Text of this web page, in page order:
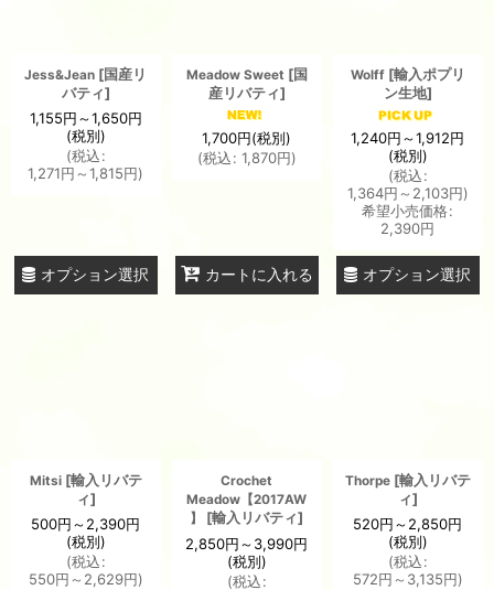
Jess&Jean [国産リ
バティ]
1,155円～1,650円
(税別)
(税込:
1,271円 ～1,815円)
オプション選択
Meadow Sweet [国
産リバティ]
1,700円(税別)
(税込: 1,870円)
カートに入れる
Wolff [輸入ポプリ
ン生地]
1,240円～1,912円
(税別)
(税込:
1,364円 ～2,103円)
希望小売価格:
2,390円
オプション選択
Mitsi [輸入リバテ
ィ]
500円～2,390円
(税別)
(税込:
550円 ～2,629円)
Crochet
Meadow【2017AW
】
[輸入リバティ]
2,850円～3,990円
(税別)
(税込:
Thorpe [輸入リバテ
ィ]
520円～2,850円
(税別)
(税込:
572円 ～3,135円)